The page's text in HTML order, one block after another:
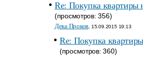
Re: Покупка квартиры
(просмотров: 356)
Дека Проков , 15.09.2015 19:13
Re: Покупка
(просмотров: 360)